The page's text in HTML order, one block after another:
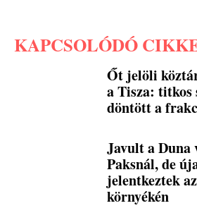
KAPCSOLÓDÓ
Őt jelöli
a Tisza: titkos
döntött a
Javult a Duna
Paksnál, de
jelentkeztek
környékén